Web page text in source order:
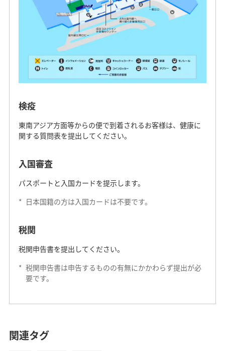
検疫
東南アジア方面等からの便で到着されるお客様は、健康に
関する質問表を提出してください。
入国審査
パスポートと入国カードを提示します。
* 日本国籍の方は入国カードは不要です。
税関
税関申告書を提出してください。
* 税関申告書は申告するものの有無にかかわらず提出が必
要です。
ジ乗り継ぎのご案内
関連タグ